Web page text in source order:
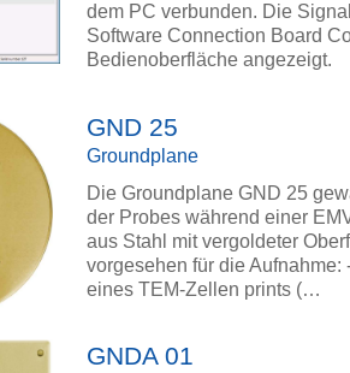
dem PC verbunden. Die
Software Connection Board
Bedienoberfläche angezeigt.
GND 25
Groundplane
Die Groundplane GND 25
der Probes während einer
aus Stahl mit vergoldeter
vorgesehen für die
eines TEM-Zellen prints (…
GNDA 01